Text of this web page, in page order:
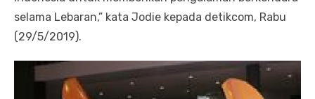
selama Lebaran,” kata Jodie kepada detikcom, Rabu
(29/5/2019).